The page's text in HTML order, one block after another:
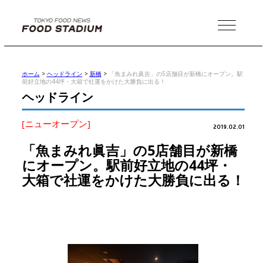
MENU
ホーム > ヘッドライン > 新橋>
「魚まみれ眞吉」の5店舗目が新橋にオープン。駅
前好立地の44坪・大箱で社運をかけた大勝負に出る！
ヘッドライン
[ニューオープン] 2019.02.01
「魚まみれ眞吉」の5店舗目が新橋
にオープン。駅前好立地の44坪・
大箱で社運をかけた大勝負に出る！